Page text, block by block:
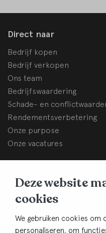
Deze website
cookies
We gebruiken cookies
personaliseren, om
Direct naar
Bedrijf kopen
Bedrijf verkopen
Ons team
Bedrijfswaardering
Schade- en
Rendementsverbetering
Onze purpose
Onze vacatures
Korte Brinkweg 37c
3761 EC Soest
Contact